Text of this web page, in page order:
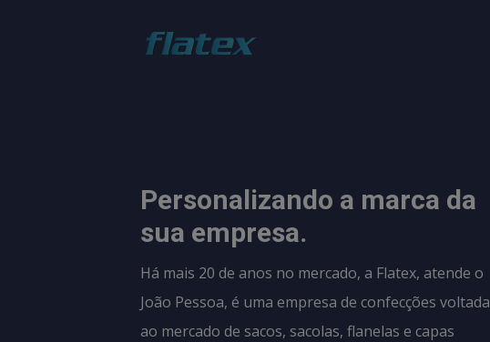
Personalizando a marca da
sua empresa.
Há mais 20 de anos no mercado, a Flatex, atende o
João Pessoa, é uma empresa de confecções voltada
ao mercado de sacos, sacolas, flanelas e capas